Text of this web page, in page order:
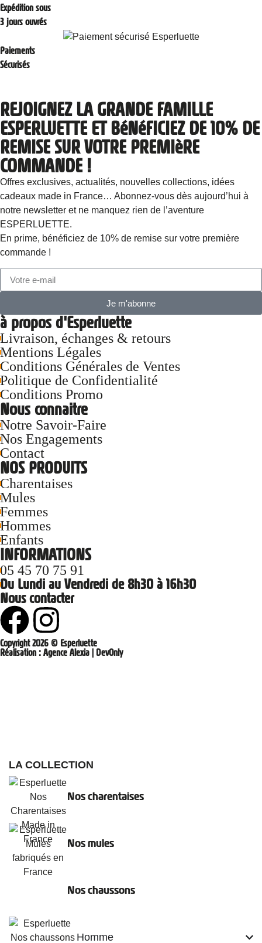
Expédition sous
3 jours ouvrés
Paiements
Sécurisés
REJOIGNEZ LA GRANDE FAMILLE
ESPERLUETTE ET BéNéFICIEZ DE 10% DE
REMISE SUR VOTRE PREMIèRE
COMMANDE !
Offres exclusives, actualités, nouvelles collections, idées
cadeaux made in France… Abonnez-vous dès aujourd’hui à
notre newsletter et ne manquez rien de l’aventure
ESPERLUETTE.
En prime, bénéficiez de 10% de remise sur votre première
commande !
Je m'abonne
à propos d'Esperluette
Livraison, échanges & retours
Mentions Légales
Conditions Générales de Ventes
Politique de Confidentialité
Conditions Promo
Nous connaitre
Notre Savoir-Faire
Nos Engagements
Contact
NOS PRODUITS
Charentaises
Mules
Femmes
Hommes
Enfants
INFORMATIONS
05 45 70 75 91
Du Lundi au Vendredi de 8h30 à 16h30
Nous contacter
Copyright 2026 © Esperluette
Réalisation : Agence Alexia DevOnly
LA COLLECTION
Nos charentaises
Nos mules
Nos chaussons
Homme